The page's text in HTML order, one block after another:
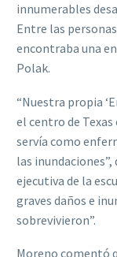
innumerables
Entre las
encontraba una
Polak.
“Nuestra propia
el centro de
servía como
las
ejecutiva de la
graves daños e
sobrevivieron”.
Moreno comentó